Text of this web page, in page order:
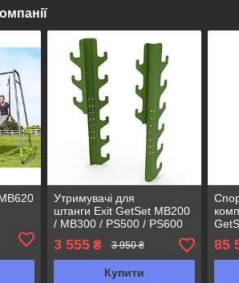
Утримувачі для
штанги Exit GetSet MB200
/ MB300 / PS500 / PS600
3 555₴ 3 950 ₴
Купити
85